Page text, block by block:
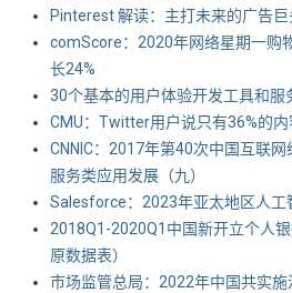
Pinterest 解读：主打未来的广告巨
comScore：2020年网络星期一购
长24%
30个基本的用户体验开发工具和服
CMU：Twitter用户说只有36%的
CNNIC：2017年第40次中国互联
服务类应用发展（九）
Salesforce：2023年亚太地区人工
2018Q1-2020Q1中国新开立个人
原数据表） ​​​​
市场监管总局：2022年中国共实